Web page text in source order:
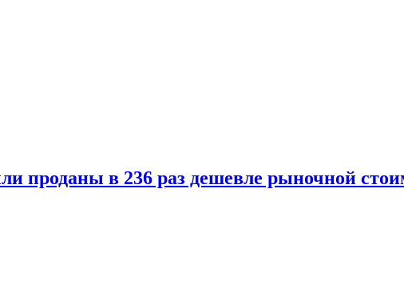
проданы в 236 раз дешевле рыночной